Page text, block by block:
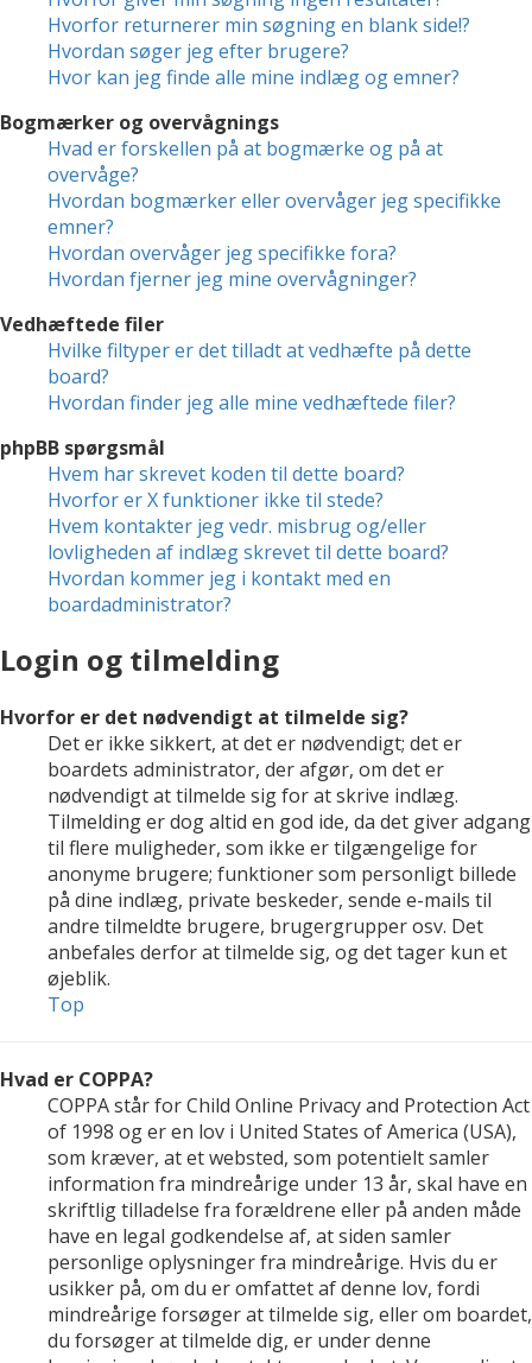
Hvorfor returnerer min søgning en blank side!?
Hvordan søger jeg efter brugere?
Hvor kan jeg finde alle mine indlæg og emner?
Bogmærker og overvågnings
Hvad er forskellen på at bogmærke og på at
overvåge?
Hvordan bogmærker eller overvåger jeg specifikke
emner?
Hvordan overvåger jeg specifikke fora?
Hvordan fjerner jeg mine overvågninger?
Vedhæftede filer
Hvilke filtyper er det tilladt at vedhæfte på dette
board?
Hvordan finder jeg alle mine vedhæftede filer?
phpBB spørgsmål
Hvem har skrevet koden til dette board?
Hvorfor er X funktioner ikke til stede?
Hvem kontakter jeg vedr. misbrug og/eller
lovligheden af indlæg skrevet til dette board?
Hvordan kommer jeg i kontakt med en
boardadministrator?
Login og tilmelding
Hvorfor er det nødvendigt at tilmelde sig?
Det er ikke sikkert, at det er nødvendigt; det er
boardets administrator, der afgør, om det er
nødvendigt at tilmelde sig for at skrive indlæg.
Tilmelding er dog altid en god ide, da det giver adgang
til flere muligheder, som ikke er tilgængelige for
anonyme brugere; funktioner som personligt billede
på dine indlæg, private beskeder, sende e-mails til
andre tilmeldte brugere, brugergrupper osv. Det
anbefales derfor at tilmelde sig, og det tager kun et
øjeblik.
Top
Hvad er COPPA?
COPPA står for Child Online Privacy and Protection Act
of 1998 og er en lov i United States of America (USA),
som kræver, at et websted, som potentielt samler
information fra mindreårige under 13 år, skal have en
skriftlig tilladelse fra forældrene eller på anden måde
have en legal godkendelse af, at siden samler
personlige oplysninger fra mindreårige. Hvis du er
usikker på, om du er omfattet af denne lov, fordi
mindreårige forsøger at tilmelde sig, eller om boardet,
du forsøger at tilmelde dig, er under denne